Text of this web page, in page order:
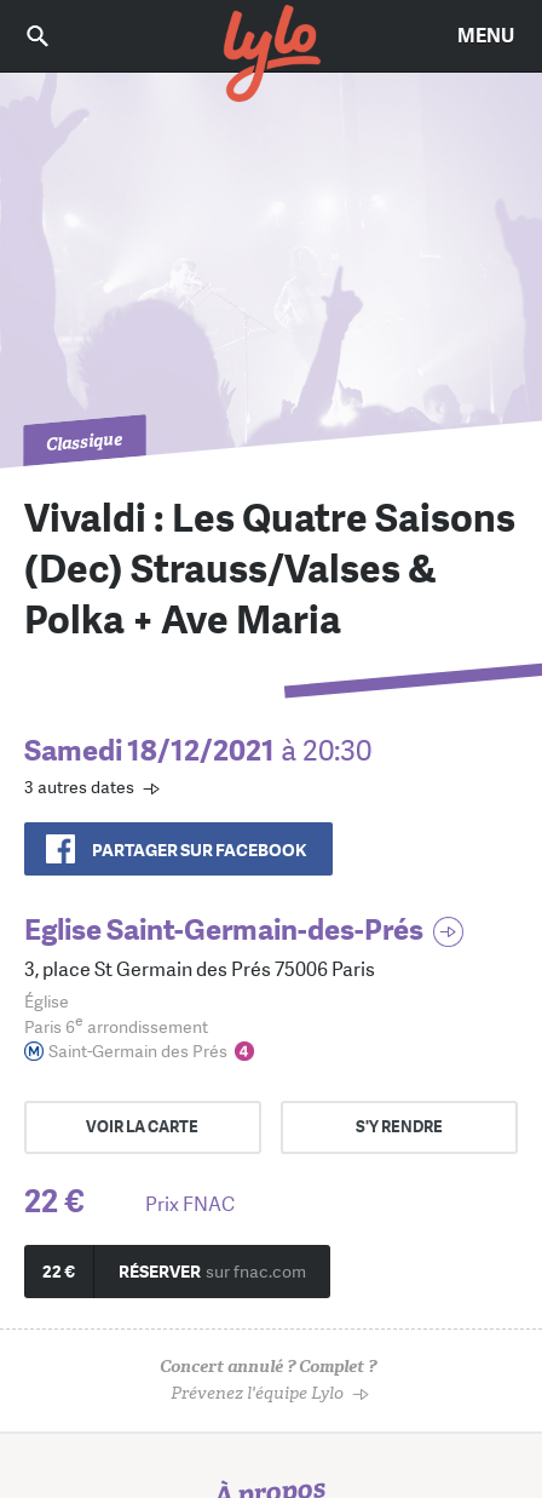
MENU
Classique
Vivaldi : Les Quatre Saisons
(Dec) Strauss/Valses &
Polka + Ave Maria
Samedi 18/12/2021 à 20:30
3 autres dates
PARTAGER SUR FACEBOOK
Eglise Saint-Germain-des-Prés
3, place St Germain des Prés 75006 Paris
Église
Paris 6e arrondissement
Saint-Germain des Prés
VOIR LA CARTE S'Y RENDRE
22 € Prix FNAC
22 € RÉSERVER sur fnac.com
Concert annulé ? Complet ?
Prévenez l'équipe Lylo